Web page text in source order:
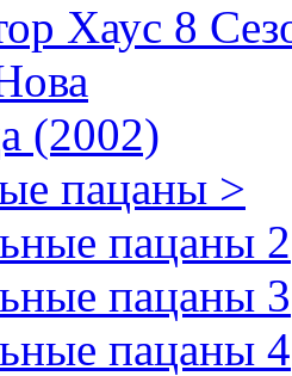
Хаус 8
(2002)
пацаны >
пацаны 2
пацаны 3
пацаны 4